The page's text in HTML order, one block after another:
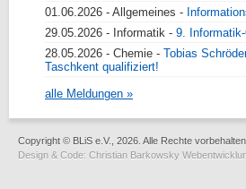
01.06.2026 - Allgemeines -
29.05.2026 - Informatik - 9.
28.05.2026 - Chemie - Tobias
Taschkent qualifiziert!
alle Meldungen »
Copyright © BLiS e.V., 2026. Alle Rechte vorbehalten
Design & Code: Christian Barkowsky